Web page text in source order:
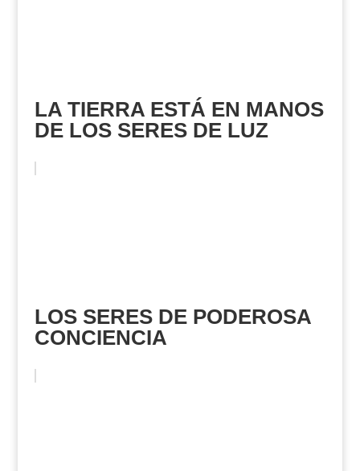
LA TIERRA ESTÁ EN MANOS
DE LOS SERES DE LUZ
LOS SERES DE PODEROSA
CONCIENCIA